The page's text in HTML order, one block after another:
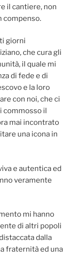
il cantiere, non
compenso.
giorni
che cura gli
il quale mi
di fede e di
e la loro
con noi, che ci
commosso il
mai incontrato
una icona in
e autentica ed
veramente
mi hanno
di altri popoli
dalla
fraternità ed una